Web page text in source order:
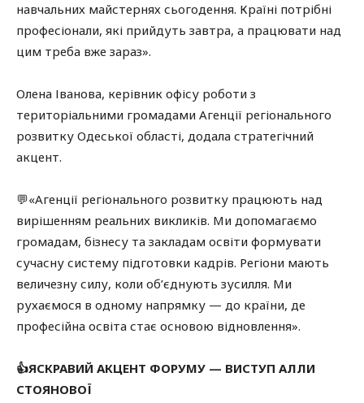
навчальних майстернях сьогодення. Країні потрібні
професіонали, які прийдуть завтра, а працювати над
цим треба вже зараз».
Олена Іванова, керівник офісу роботи з
територіальними громадами Агенції регіонального
розвитку Одеської області, додала стратегічний
акцент.
💬«Агенції регіонального розвитку працюють над
вирішенням реальних викликів. Ми допомагаємо
громадам, бізнесу та закладам освіти формувати
сучасну систему підготовки кадрів. Регіони мають
величезну силу, коли об’єднують зусилля. Ми
рухаємося в одному напрямку — до країни, де
професійна освіта стає основою відновлення».
👍ЯСКРАВИЙ АКЦЕНТ ФОРУМУ — ВИСТУП АЛЛИ
СТОЯНОВОЇ